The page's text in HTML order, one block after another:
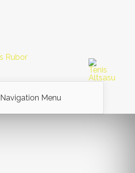
Navigation Menu